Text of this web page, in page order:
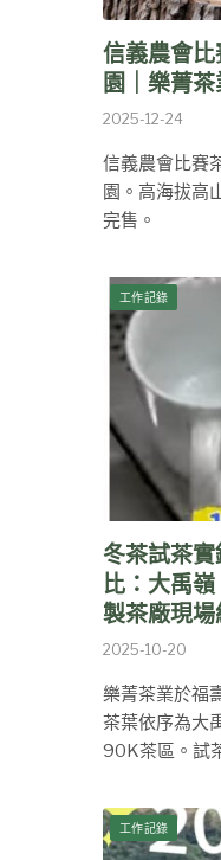
信義農會
園｜樂菁
2025-12-24
信義農會比賽
園。高海拔高
完售。
工作記錄
冬茶試茶
比：大禹
製茶廠現場
2025-10-20
樂菁茶業於福
茶葉依序為大
90K茶區。試
工作記錄